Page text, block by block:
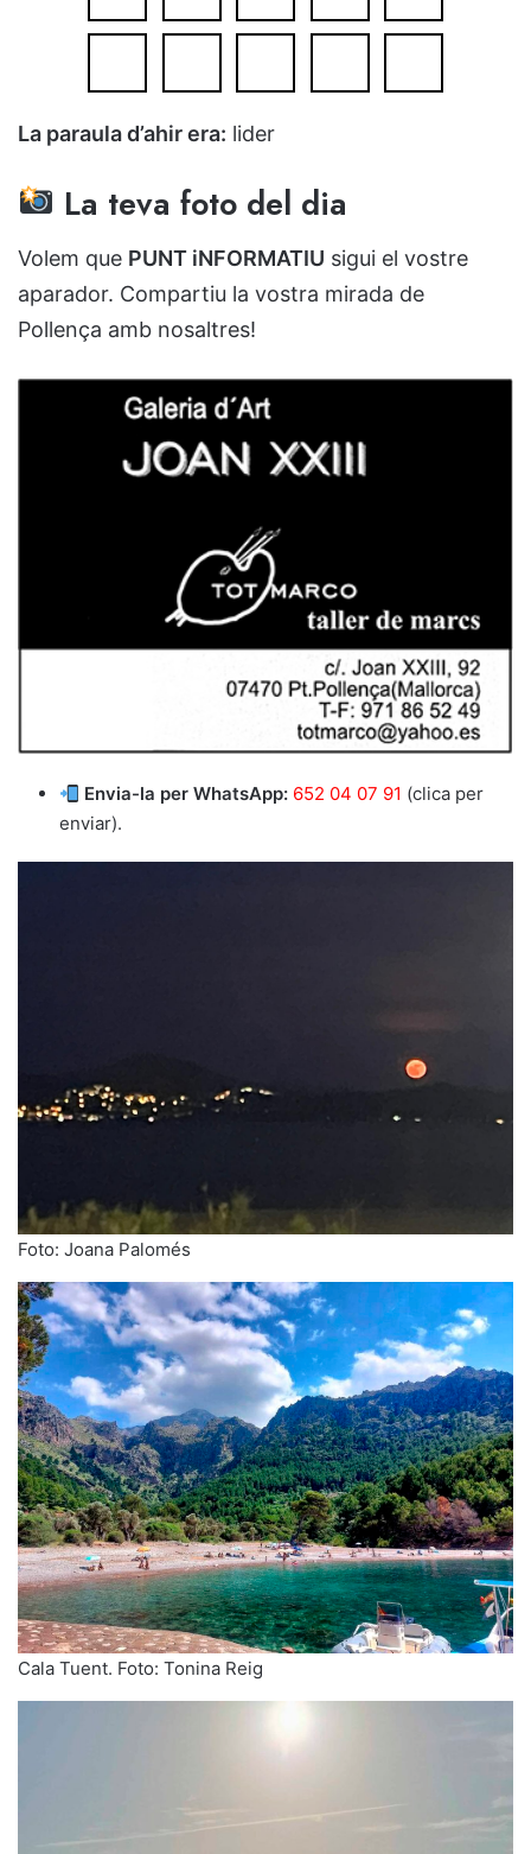
La paraula d’ahir era: lider
La teva foto del dia
Volem que PUNT iNFORMATIU sigui el vostre
aparador. Compartiu la vostra mirada de
Pollença amb nosaltres!
Envia-la per WhatsApp: 652 04 07 91 (clica per
enviar).
Foto: Joana Palomés
Cala Tuent. Foto: Tonina Reig